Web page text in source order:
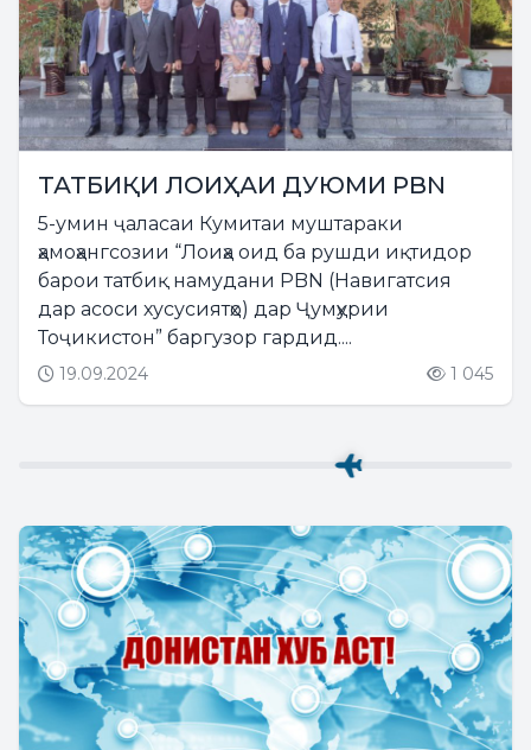
ТАТБИҚИ ЛОИҲАИ ДУЮМИ PBN
5-умин ҷаласаи Кумитаи муштараки
ҳамоҳангсозии “Лоиҳа оид ба рушди иқтидор
барои татбиқ намудани PBN (Навигатсия
дар асоси хусусиятҳо) дар Ҷумҳурии
Тоҷикистон” баргузор гардид....
19.09.2024 1 045